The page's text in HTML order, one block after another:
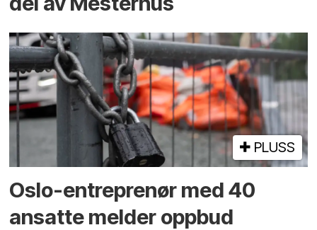
PLUSS
Oslo-entreprenør med 40
ansatte melder oppbud